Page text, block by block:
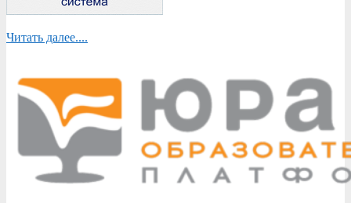
Читать далее....